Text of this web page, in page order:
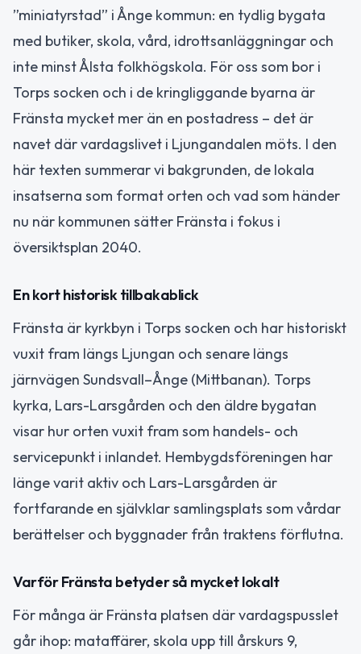
”miniatyrstad” i Ånge kommun: en tydlig bygata
med butiker, skola, vård, idrottsanläggningar och
inte minst Ålsta folkhögskola. För oss som bor i
Torps socken och i de kringliggande byarna är
Fränsta mycket mer än en postadress – det är
navet där vardagslivet i Ljungandalen möts. I den
här texten summerar vi bakgrunden, de lokala
insatserna som format orten och vad som händer
nu när kommunen sätter Fränsta i fokus i
översiktsplan 2040.
En kort historisk tillbakablick
Fränsta är kyrkbyn i Torps socken och har historiskt
vuxit fram längs Ljungan och senare längs
järnvägen Sundsvall–Ånge (Mittbanan). Torps
kyrka, Lars-Larsgården och den äldre bygatan
visar hur orten vuxit fram som handels- och
servicepunkt i inlandet. Hembygdsföreningen har
länge varit aktiv och Lars-Larsgården är
fortfarande en självklar samlingsplats som vårdar
berättelser och byggnader från traktens förflutna.
Varför Fränsta betyder så mycket lokalt
För många är Fränsta platsen där vardagspusslet
går ihop: mataffärer, skola upp till årskurs 9,